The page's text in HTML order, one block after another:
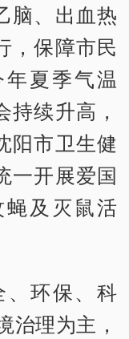
脑、出血热
，保障市民
夏季气温
续升高，
阳市卫生健
一开展爱国
及灭鼠活
、环保、科
治理为主，